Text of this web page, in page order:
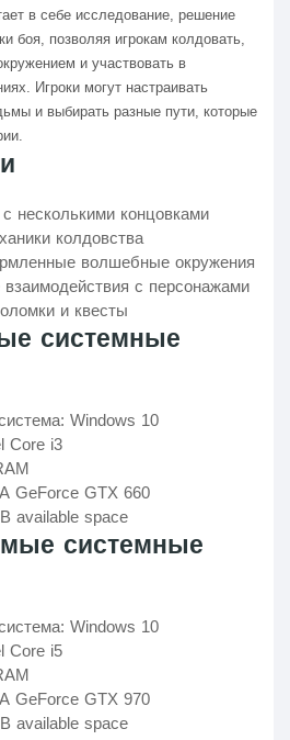
в себе исследование, решение
боя, позволяя игрокам колдовать,
и участвовать в
Игроки могут настраивать
и выбирать разные пути, которые
несколькими концовками
колдовства
волшебные окружения
с персонажами
и квесты
системные
Windows 10
Core i3
GeForce GTX 660
available space
системные
Windows 10
Core i5
GeForce GTX 970
available space